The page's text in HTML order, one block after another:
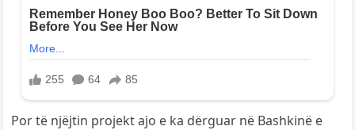
Por të njëjtin projekt ajo e ka dërguar në Bashkinë e